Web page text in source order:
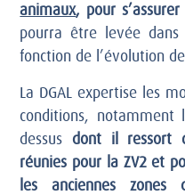
animaux, pour
pourra être levée dans
fonction de l’évolution
La DGAL expertise les
conditions, notamment
dessus dont il ressort
réunies pour la ZV2 et
les anciennes zones